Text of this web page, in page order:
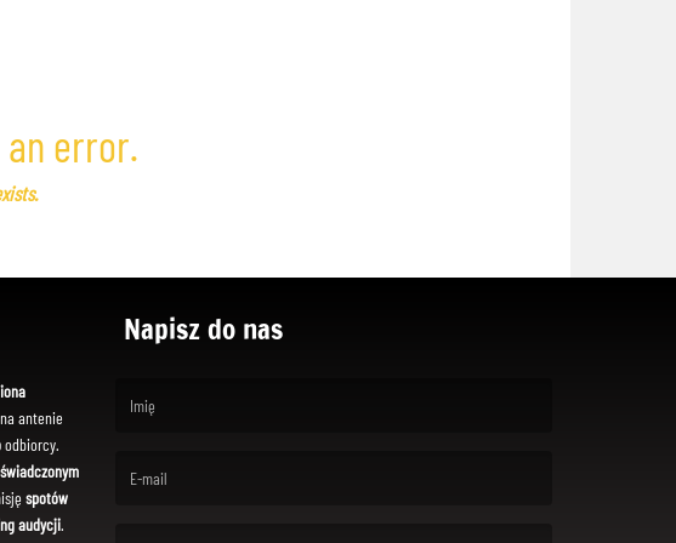
an error.
antenie
odbiorcy.
spotów
audycji.
Napisz do nas